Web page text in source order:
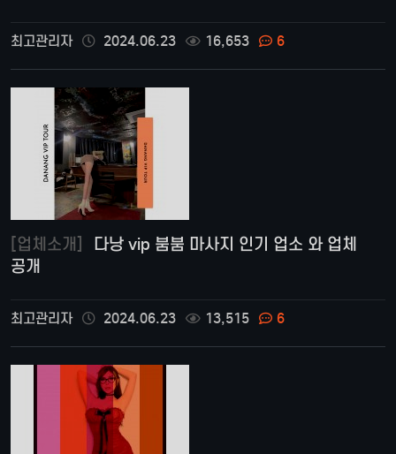
최고관리자 2024.06.23 16,653 6
[업체소개]
공개
최고관리자 2024.06.23 13,515 6